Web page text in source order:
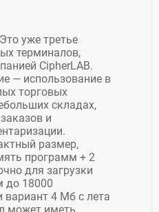
уже третье
терминалов,
CipherLAB.
— использование в
торговых
складах,
и
размер,
программ + 2
для загрузки
до 18000
4 Мб с лета